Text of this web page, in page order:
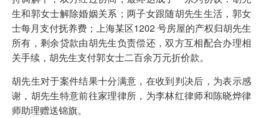
生和郭女士解除婚姻关系；两子女跟随胡先生生活，郭女
士每月支付抚养费；上海某区1202 号房屋的产权归胡先生
所有，剩余贷款由胡先生负责偿还，双方互相配合办理相
关手续，胡先生支付郭女士二百余万元折价款。
胡先生对于案件结果十分满意，在收到判决后，为表示感
谢，胡先生特意前往家理律所，为李林红律师和陈晓烨律
师助理赠送锦旗。